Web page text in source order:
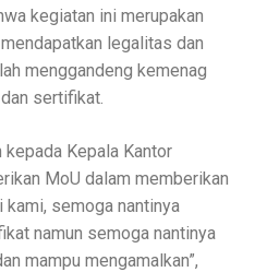
kegiatan ini merupakan
legalitas dan
menggandeng kemenag
sertifikat.
Kepala Kantor
MoU dalam memberikan
semoga nantinya
namun semoga nantinya
mampu mengamalkan”,